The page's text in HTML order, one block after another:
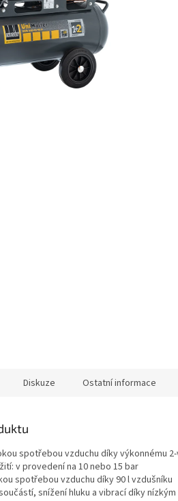
Diskuze Ostatní informace
spotřebou vzduchu díky výkonnému
v provedení na 10 nebo 15 bar
spotřebou vzduchu díky 90 l vzdušníku
snížení hluku a vibrací díky